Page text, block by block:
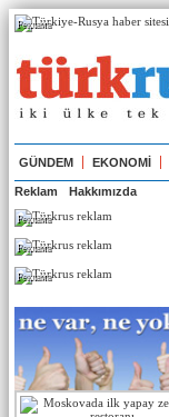
Реклама
GÜNDEM EKONOMİ
Reklam Hakkımızda
Реклама
Реклама
Реклама